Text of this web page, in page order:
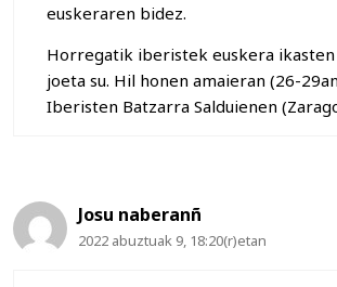
euskeraren bidez.
Horregatik iberistek euskera
joeta su. Hil honen amaieran (26-
Iberisten Batzarra Salduienen
Josu naberanñ
2022 abuztuak 9, 18:20(r)etan